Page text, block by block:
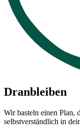
Dranbleiben
Wir basteln einen Plan,
selbstverständlich in